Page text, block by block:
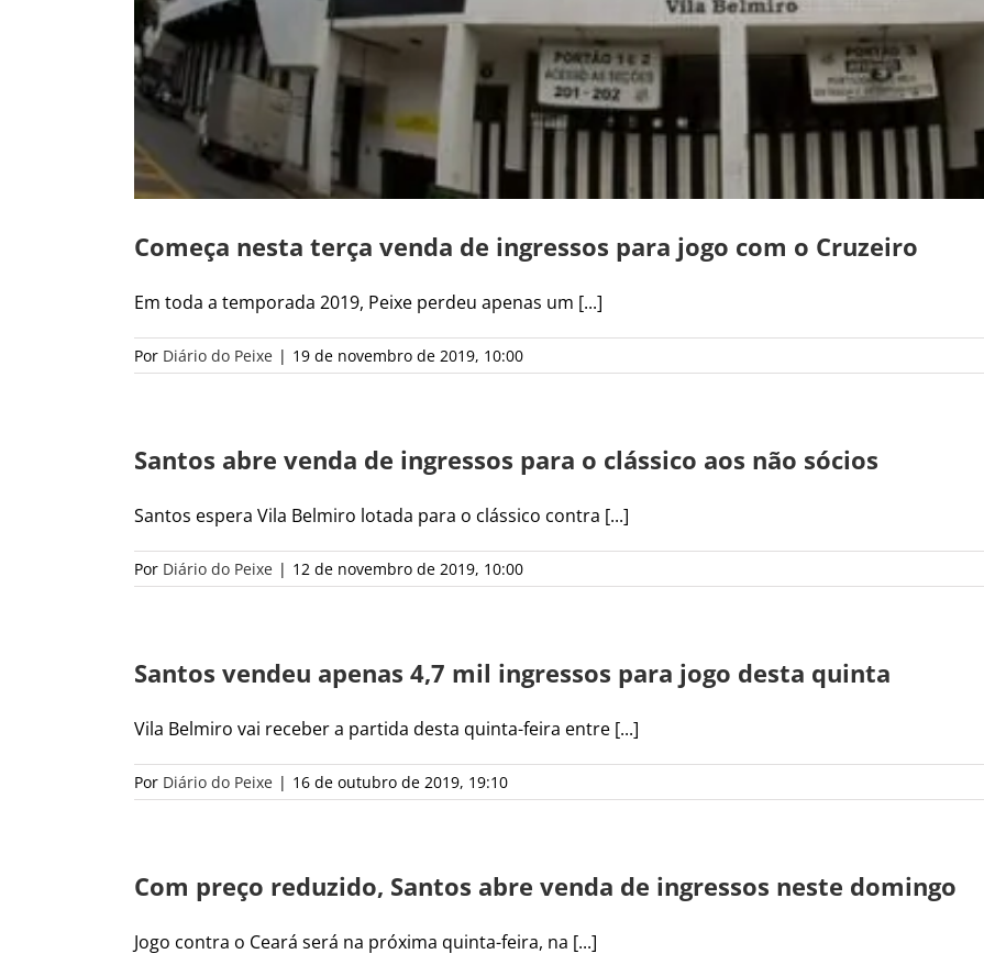
Começa nesta terça venda de ingressos para jogo com o Cruzeiro
Em toda a temporada 2019, Peixe perdeu apenas um [...]
Por Diário do Peixe | 19 de novembro de 2019, 10:00
Santos abre venda de ingressos para o clássico aos não sócios
Santos espera Vila Belmiro lotada para o clássico contra [...]
Por Diário do Peixe | 12 de novembro de 2019, 10:00
Santos vendeu apenas 4,7 mil ingressos para jogo desta quinta
Vila Belmiro vai receber a partida desta quinta-feira entre [...]
Por Diário do Peixe | 16 de outubro de 2019, 19:10
Com preço reduzido, Santos abre venda de ingressos neste domingo
Jogo contra o Ceará será na próxima quinta-feira, na [...]